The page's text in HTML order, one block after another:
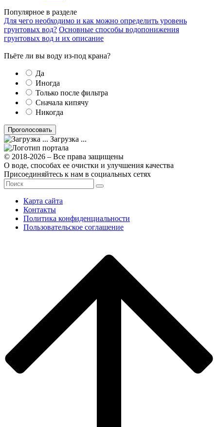
Популярное в разделе
Для чего необходимо и как можно определить уровень
грунтовых вод? Основные способы водопонижения
грунтовых вод и их описание
Пьёте ли вы воду из-под крана?
Да
Иногда
Только после фильтра
Сначала кипячу
Никогда
Загрузка ...
© 2018-2026 – Все права защищены
О воде, способах ее очистки и улучшения качества
Присоединяйтесь к нам в социальных сетях
Карта сайта
Контакты
Политика конфиденциальности
Пользовательское соглашение